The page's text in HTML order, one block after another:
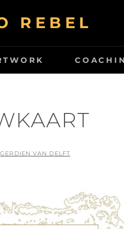
REBEL
BY
GERDIEN VAN DELFT